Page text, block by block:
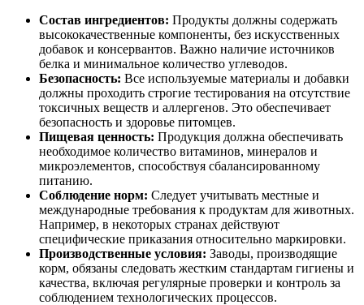
Состав ингредиентов: Продукты должны содержать
высококачественные компоненты, без искусственных
добавок и консервантов. Важно наличие источников
белка и минимальное количество углеводов.
Безопасность: Все используемые материалы и добавки
должны проходить строгие тестирования на отсутствие
токсичных веществ и аллергенов. Это обеспечивает
безопасность и здоровье питомцев.
Пищевая ценность: Продукция должна обеспечивать
необходимое количество витаминов, минералов и
микроэлементов, способствуя сбалансированному
питанию.
Соблюдение норм: Следует учитывать местные и
международные требования к продуктам для животных.
Например, в некоторых странах действуют
специфические приказания относительно маркировки.
Производственные условия: Заводы, производящие
корм, обязаны следовать жестким стандартам гигиены и
качества, включая регулярные проверки и контроль за
соблюдением технологических процессов.